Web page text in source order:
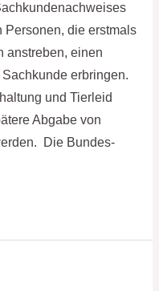
Personen, die erstmals
anstreben, einen
erbringen.
und Tierleid
Abgabe von
Die Bundes-